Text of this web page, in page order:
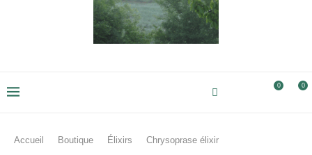
0 0
Accueil Boutique Élixirs Chrysoprase élixir